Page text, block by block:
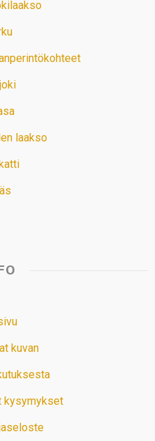
laakso
kuvan
kysymykset